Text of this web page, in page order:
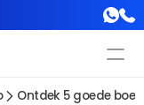
Ontdek 5 goede